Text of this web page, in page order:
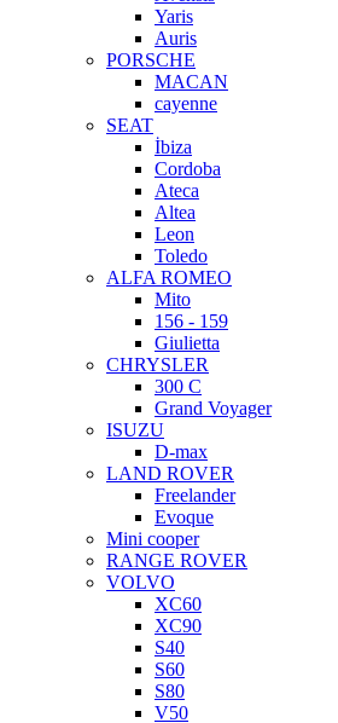
Yaris
Auris
PORSCHE
MACAN
cayenne
SEAT
İbiza
Cordoba
Ateca
Altea
Leon
Toledo
ALFA ROMEO
Mito
156 - 159
Giulietta
CHRYSLER
300 C
Grand Voyager
ISUZU
D-max
LAND ROVER
Freelander
Evoque
Mini cooper
RANGE ROVER
VOLVO
XC60
XC90
S40
S60
S80
V50